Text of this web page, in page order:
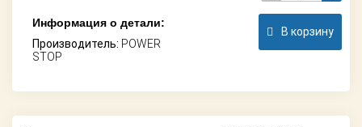
Информация о детали:
Производитель: POWER
STOP
В корзину